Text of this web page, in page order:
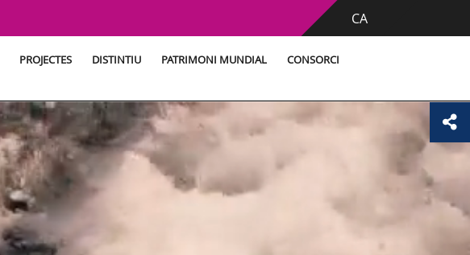
CA
PROJECTES DISTINTIU PATRIMONI MUNDIAL CONSORCI